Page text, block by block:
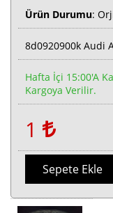
Ürün Durumu:
8d0920900k Audi
Hafta İçi 15:00'a
Kargoya Verilir.
1
Sepete Ekle